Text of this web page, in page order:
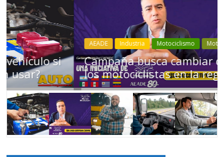
AEADE Industria Motociclismo Motos Movilidad
Campaña busca cambiar destino de
los motociclistas en la región